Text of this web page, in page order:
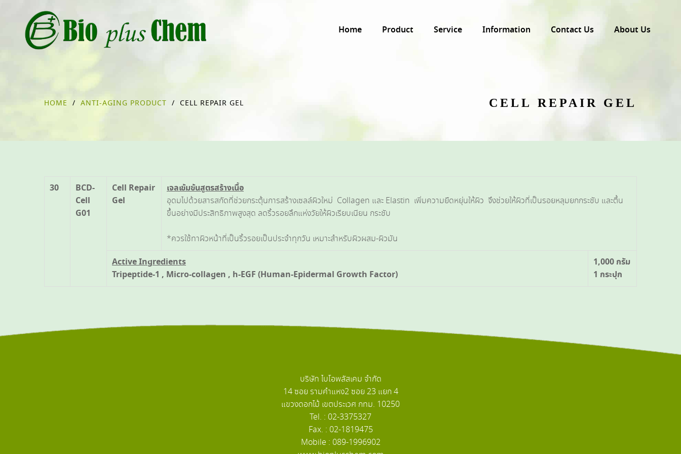
Home Product Service Information Contact Us About Us
HOME / ANTI-AGING PRODUCT / CELL REPAIR GEL CELL REPAIR GEL
30
BCD-
Cell
G01
Cell Repair
Gel
เจลเข้มข้นสูตรสร้างเนื้อ
อุดมไปด้วยสารสกัดที่ช่วยกระตุ้นการสร้างเซลล์ผิวใหม่ Collagen และ Elastin เพิ่มความยืดหยุ่นให้ผิว จึงช่วยให้ผิวที่เป็นรอยหลุมยกกระชับ และตื้น
ขึ้นอย่างมีประสิทธิภาพสูงสุด ลดริ้วรอยลึกแห่งวัยให้ผิวเรียบเนียน กระชับ
*ควรใช้ทาผิวหน้าที่เป็นริ้วรอยเป็นประจำทุกวัน เหมาะสำหรับผิวผสม-ผิวมัน
Active Ingredients
Tripeptide-1 , Micro-collagen , h-EGF (Human-Epidermal Growth Factor)
1,000 กรัม
1 กระปุก
บริษัท ไบโอพลัสเคม จำกัด
14 ซอย รามคำแหง2 ซอย 23 แยก 4
แขวงดอกไม้ เขตประเวศ กทม. 10250
Tel. : 02-3375327
Fax. : 02-1819475
Mobile : 089-1996902